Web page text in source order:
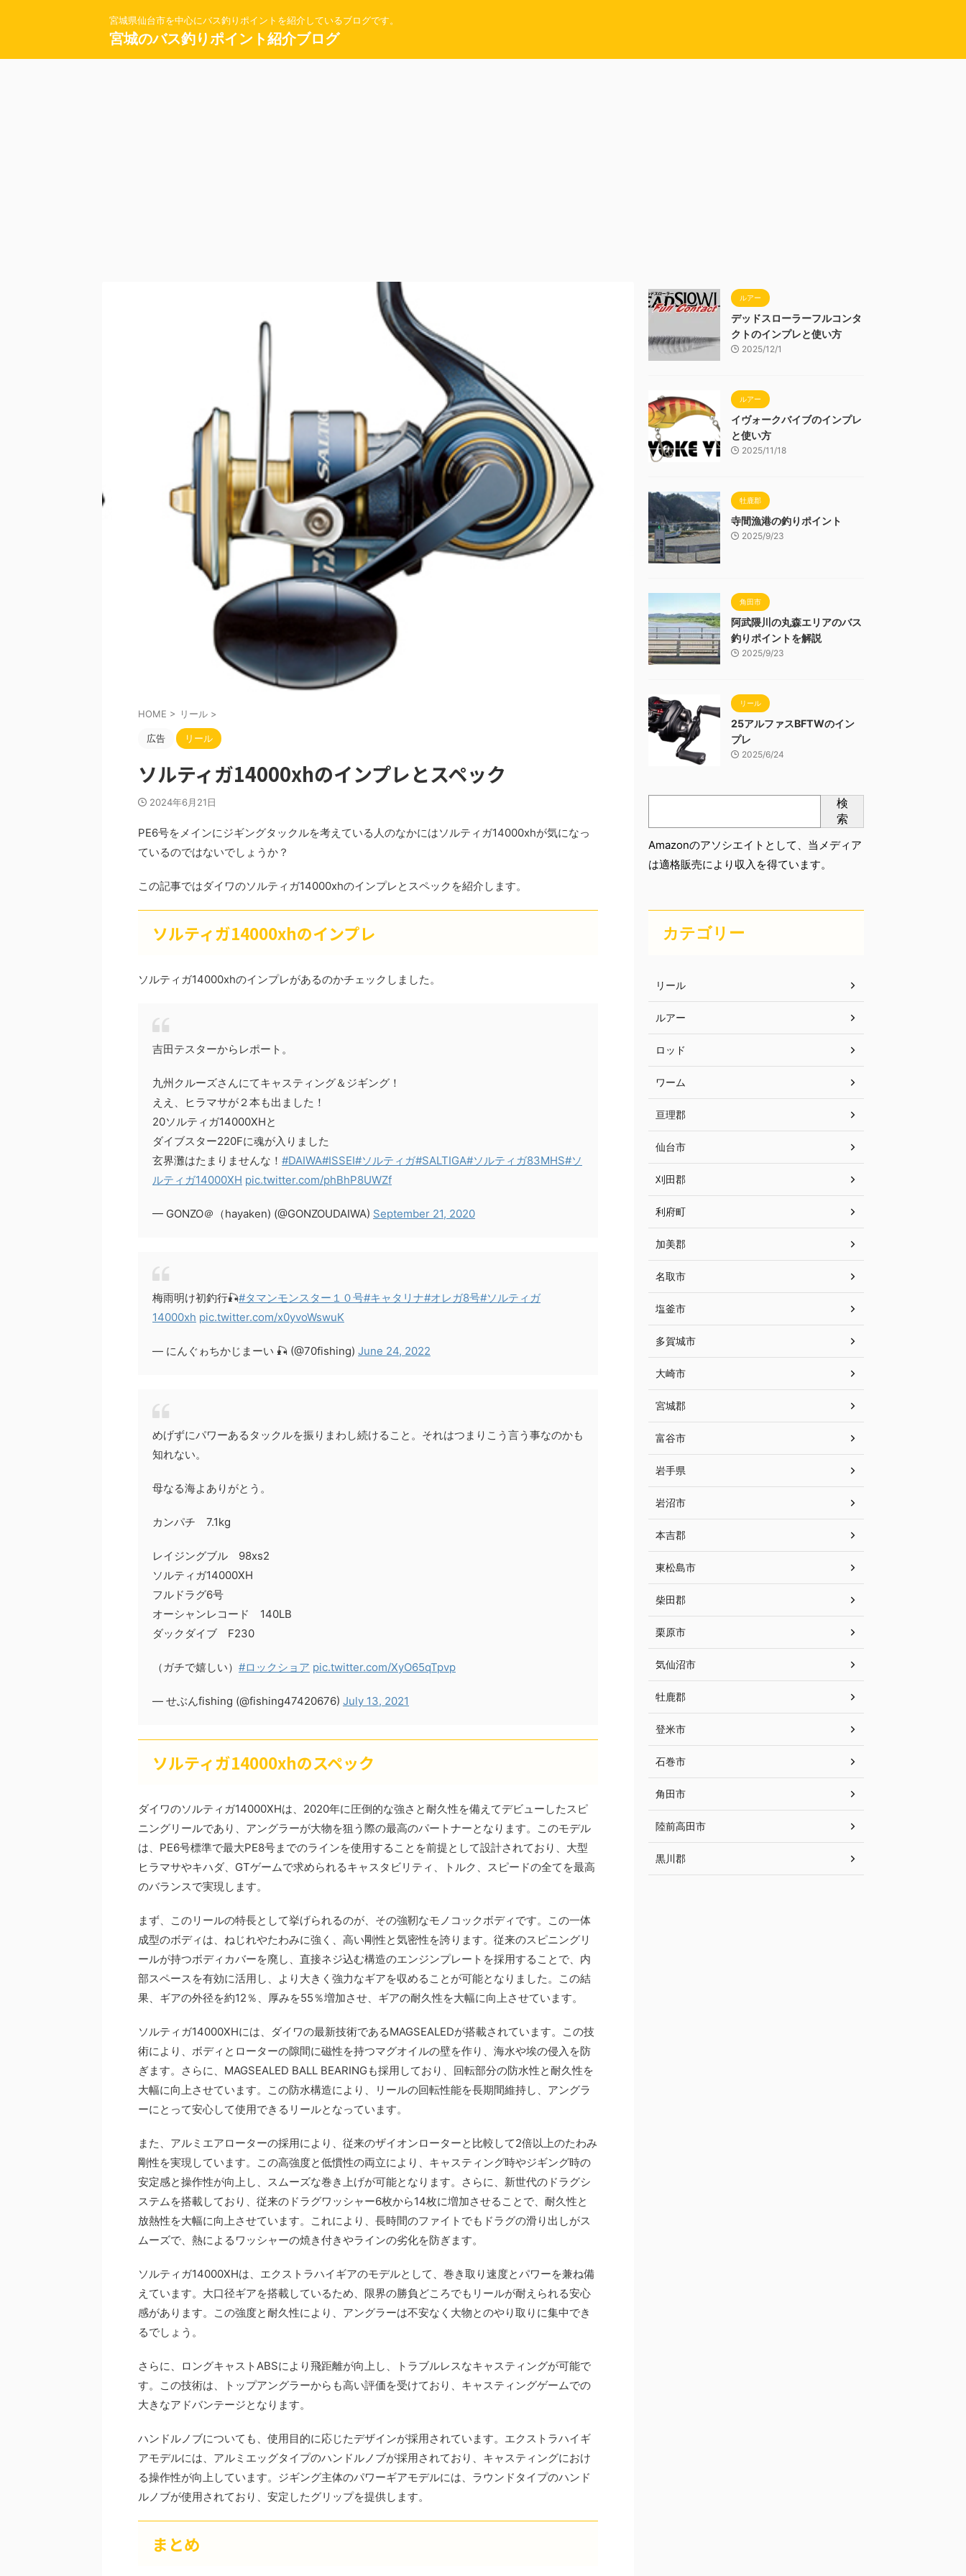
宮城県仙台市を中心にバス釣りポイントを紹介しているブログです。
宮城のバス釣りポイント紹介ブログ
HOME > リール >
広告 リール
ソルティガ14000xhのインプレとスペック
2024年6月21日
PE6号をメインにジギングタックルを考えている人のなかにはソルティガ14000xhが気になっ
ているのではないでしょうか？
この記事ではダイワのソルティガ14000xhのインプレとスペックを紹介します。
ソルティガ14000xhのインプレ
ソルティガ14000xhのインプレがあるのかチェックしました。
吉田テスターからレポート。
九州クルーズさんにてキャスティング＆ジギング！
ええ、ヒラマサが２本も出ました！
20ソルティガ14000XHと
ダイブスター220Fに魂が入りました
玄界灘はたまりませんな！ #DAIWA#ISSEI#ソルティガ#SALTIGA#ソルティガ83MHS#ソ
ルティガ14000XH pic.twitter.com/phBhP8UWZf
— GONZO＠（hayaken) (@GONZOUDAIWA) September 21, 2020
梅雨明け初釣行🎣#タマンモンスター１０号#キャタリナ#オレガ8号#ソルティガ
14000xh pic.twitter.com/x0yvoWswuK
— にんぐゎちかじまーい 🎣 (@70fishing) June 24, 2022
めげずにパワーあるタックルを振りまわし続けること。それはつまりこう言う事なのかも
知れない。
母なる海よありがとう。
カンパチ 7.1kg
レイジングブル 98xs2
ソルティガ14000XH
フルドラグ6号
オーシャンレコード 140LB
ダックダイブ F230
（ガチで嬉しい） #ロックショア pic.twitter.com/XyO65qTpvp
— せぶんfishing (@fishing47420676) July 13, 2021
ソルティガ14000xhのスペック
ダイワのソルティガ14000XHは、2020年に圧倒的な強さと耐久性を備えてデビューしたスピ
ニングリールであり、アングラーが大物を狙う際の最高のパートナーとなります。このモデル
は、PE6号標準で最大PE8号までのラインを使用することを前提として設計されており、大型
ヒラマサやキハダ、GTゲームで求められるキャスタビリティ、トルク、スピードの全てを最高
のバランスで実現します。
まず、このリールの特長として挙げられるのが、その強靭なモノコックボディです。この一体
成型のボディは、ねじれやたわみに強く、高い剛性と気密性を誇ります。従来のスピニングリ
ールが持つボディカバーを廃し、直接ネジ込む構造のエンジンプレートを採用することで、内
部スペースを有効に活用し、より大きく強力なギアを収めることが可能となりました。この結
果、ギアの外径を約12％、厚みを55％増加させ、ギアの耐久性を大幅に向上させています。
ソルティガ14000XHには、ダイワの最新技術であるMAGSEALEDが搭載されています。この技
術により、ボディとローターの隙間に磁性を持つマグオイルの壁を作り、海水や埃の侵入を防
ぎます。さらに、MAGSEALED BALL BEARINGも採用しており、回転部分の防水性と耐久性を
大幅に向上させています。この防水構造により、リールの回転性能を長期間維持し、アングラ
ーにとって安心して使用できるリールとなっています。
また、アルミエアローターの採用により、従来のザイオンローターと比較して2倍以上のたわみ
剛性を実現しています。この高強度と低慣性の両立により、キャスティング時やジギング時の
安定感と操作性が向上し、スムーズな巻き上げが可能となります。さらに、新世代のドラグシ
ステムを搭載しており、従来のドラグワッシャー6枚から14枚に増加させることで、耐久性と
放熱性を大幅に向上させています。これにより、長時間のファイトでもドラグの滑り出しがス
ムーズで、熱によるワッシャーの焼き付きやラインの劣化を防ぎます。
ソルティガ14000XHは、エクストラハイギアのモデルとして、巻き取り速度とパワーを兼ね備
えています。大口径ギアを搭載しているため、限界の勝負どころでもリールが耐えられる安心
感があります。この強度と耐久性により、アングラーは不安なく大物とのやり取りに集中でき
るでしょう。
さらに、ロングキャストABSにより飛距離が向上し、トラブルレスなキャスティングが可能で
す。この技術は、トップアングラーからも高い評価を受けており、キャスティングゲームでの
大きなアドバンテージとなります。
ハンドルノブについても、使用目的に応じたデザインが採用されています。エクストラハイギ
アモデルには、アルミエッグタイプのハンドルノブが採用されており、キャスティングにおけ
る操作性が向上しています。ジギング主体のパワーギアモデルには、ラウンドタイプのハンド
ルノブが使用されており、安定したグリップを提供します。
まとめ
ルアー
デッドスローラーフルコンタ
クトのインプレと使い方
2025/12/1
ルアー
イヴォークバイブのインプレ
と使い方
2025/11/18
牡鹿郡
寺間漁港の釣りポイント
2025/9/23
角田市
阿武隈川の丸森エリアのバス
釣りポイントを解説
2025/9/23
リール
25アルファスBFTWのイン
プレ
2025/6/24
検
索
Amazonのアソシエイトとして、当メディア
は適格販売により収入を得ています。
カテゴリー
リール
ルアー
ロッド
ワーム
亘理郡
仙台市
刈田郡
利府町
加美郡
名取市
塩釜市
多賀城市
大崎市
宮城郡
富谷市
岩手県
岩沼市
本吉郡
東松島市
柴田郡
栗原市
気仙沼市
牡鹿郡
登米市
石巻市
角田市
陸前高田市
黒川郡